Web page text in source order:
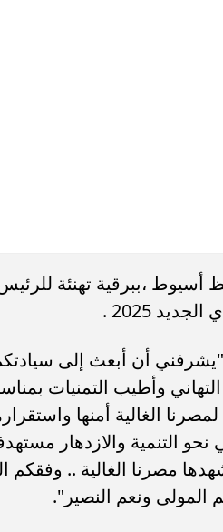
محافظ أسيوط يهنئ الرئيس
الأخبار اقتصاد